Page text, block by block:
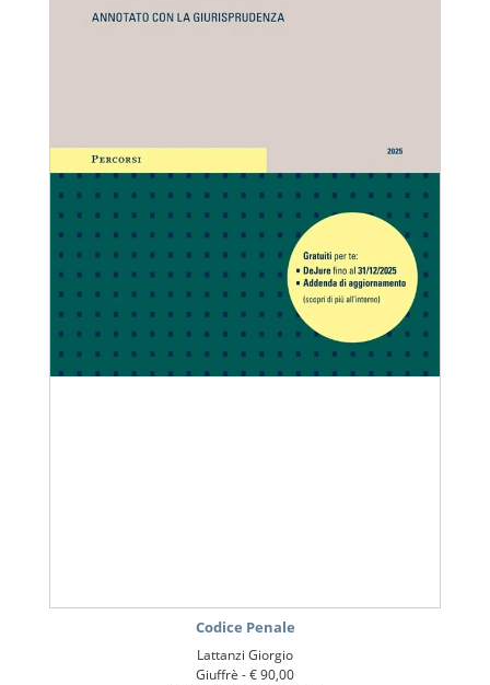
Codice Penale
Lattanzi Giorgio
Giuffrè -€ 90,00